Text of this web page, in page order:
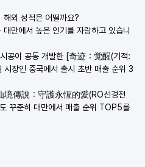
해외 성적은 어떨까요?
대만에서 높은 인기를 자랑하고 있습니
시공이 공동 개발한 [奇迹：觉醒(기적:
장인 중국에서 출시 초반 매출 순위 3
境傳說：守護永恆的愛(RO선경전
꾸준히 대만에서 매출 순위 TOP5를